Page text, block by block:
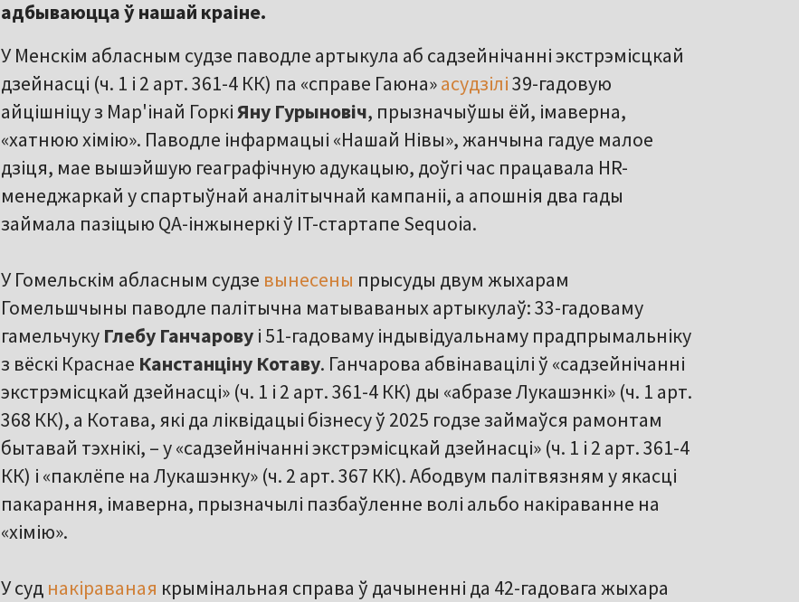
адбываюцца ў нашай краіне.
У Менскім абласным судзе паводле артыкула аб садзейнічанні экстрэмісцкай
дзейнасці (ч. 1 і 2 арт. 361-4 КК) па «справе Гаюна»асудзілі39-гадовую
айцішніцу з Мар'інай ГоркіЯну Гурыновіч, прызначыўшы ёй, імаверна,
«хатнюю хімію». Паводле інфармацыі «Нашай Нівы», жанчына гадуе малое
дзіця, мае вышэйшую геаграфічную адукацыю, доўгі час працавала HR-
менеджаркай у спартыўнай аналітычнай кампаніі, а апошнія два гады
займала пазіцыю QA-інжынеркі ў IT-стартапе Sequoia.
У Гомельскім абласным судзе вынесены прысуды двум жыхарам
Гомельшчыны паводле палітычна матываваных артыкулаў: 33-гадоваму
гамельчуку Глебу Ганчарову і 51-гадоваму індывідуальнаму прадпрымальніку
з вёскі Краснае Канстанціну Котаву. Ганчарова абвінавацілі ў «садзейнічанні
экстрэмісцкай дзейнасці» (ч. 1 і 2 арт. 361-4 КК) ды «абразе Лукашэнкі» (ч. 1 арт.
368 КК), а Котава, які да ліквідацыі бізнесу ў 2025 годзе займаўся рамонтам
бытавай тэхнікі, – у «садзейнічанні экстрэмісцкай дзейнасці» (ч. 1 і 2 арт. 361-4
КК) і «паклёпе на Лукашэнку» (ч. 2 арт. 367 КК). Абодвум палітвязням у якасці
пакарання, імаверна, прызначылі пазбаўленне волі альбо накіраванне на
«хімію».
У суд накіраваная крымінальная справа ў дачыненні да 42-гадовага жыхара